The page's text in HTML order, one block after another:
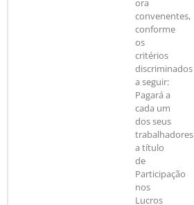
ora
convenentes,
conforme
os
critérios
discriminados
a seguir:
Pagará a
cada um
dos seus
trabalhadores
a título
de
Participação
nos
Lucros